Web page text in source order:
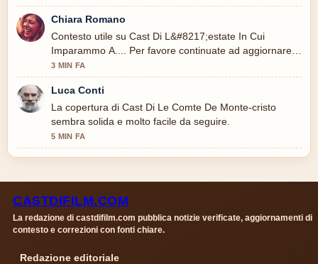
Chiara Romano
Contesto utile su Cast Di L&#8217;estate In Cui
Imparammo A.... Per favore continuate ad aggiornare
questo live.
3 MIN FA
Luca Conti
La copertura di Cast Di Le Comte De Monte-cristo
sembra solida e molto facile da seguire.
5 MIN FA
CASTDIFILM.COM
La redazione di castdifilm.com pubblica notizie verificate, aggiornamenti di
contesto e correzioni con fonti chiare.
Redazione editoriale